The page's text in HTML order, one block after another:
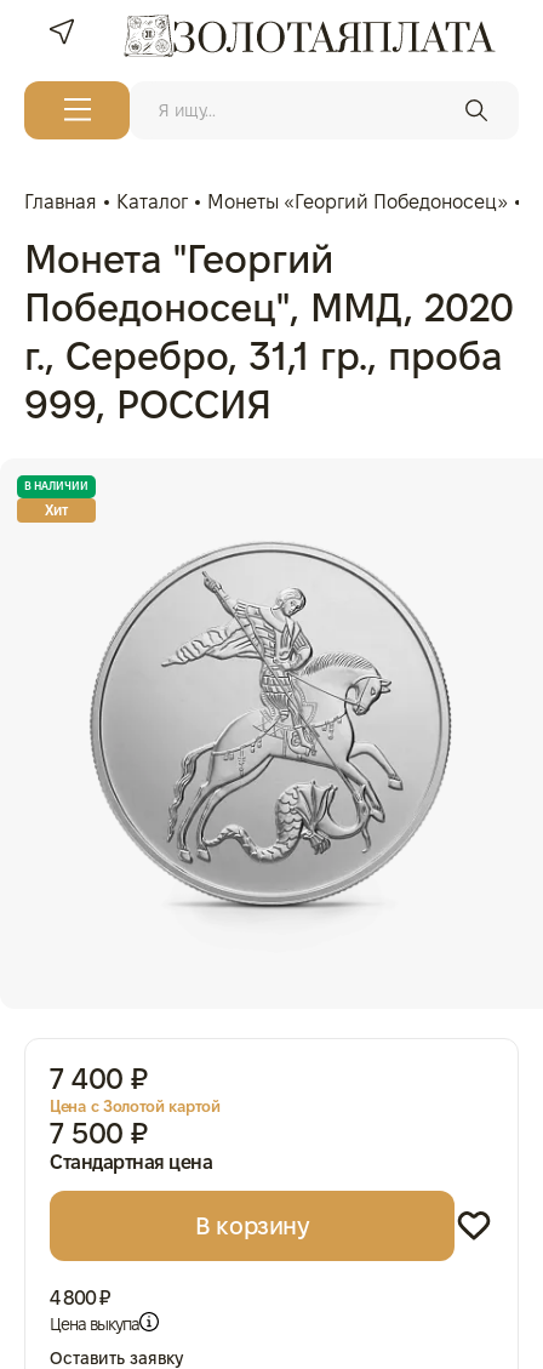
Главная Каталог Монеты «Георгий Победоносец»
Монета "Георгий
Победоносец", ММД, 2020
г., Серебро, 31,1 гр., проба
999, РОССИЯ
В НАЛИЧИИ
Хит
7 400 ₽
Цена с Золотой картой
7 500 ₽
Стандартная цена
В корзину
4 800 ₽
Цена выкупа
Оставить заявку